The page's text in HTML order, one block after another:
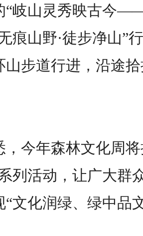
“岐山灵秀映古今
痕山野·徒步净山”
山步道行进，沿途
年森林文化周将
列活动，让广大群
文化润绿、绿中品文